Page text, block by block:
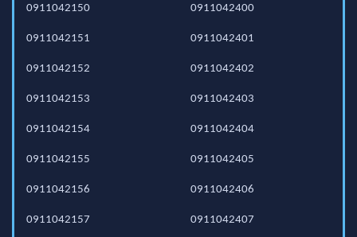
0911042150
0911042151
0911042152
0911042153
0911042154
0911042155
0911042156
0911042157
0911042400
0911042401
0911042402
0911042403
0911042404
0911042405
0911042406
0911042407